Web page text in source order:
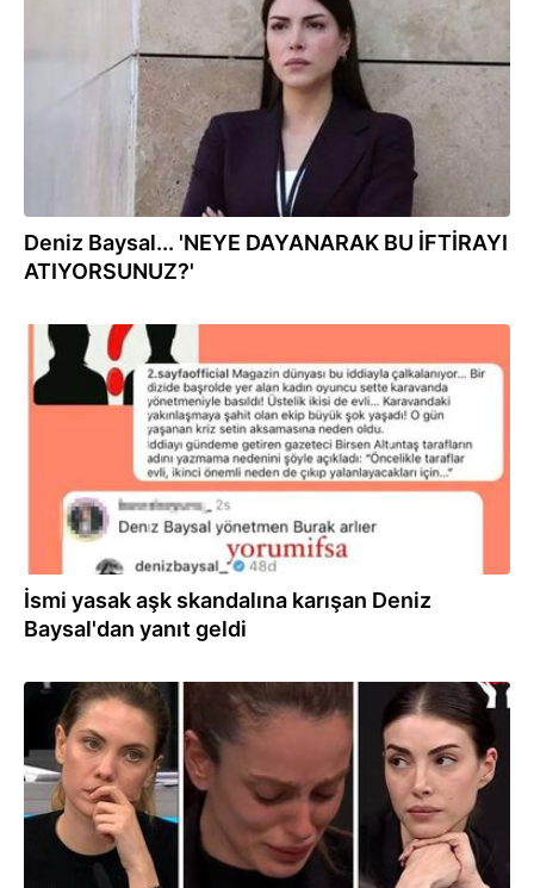
Deniz Baysal... 'NEYE DAYANARAK BU İFTİRAYI
ATIYORSUNUZ?'
17.03.2023
İsmi yasak aşk skandalına karışan Deniz
Baysal'dan yanıt geldi
16.02.2023